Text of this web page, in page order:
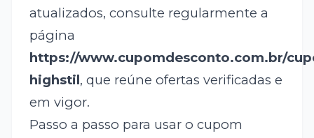
atualizados, consulte regularmente a
página
https://www.cupomdesconto.com.br/
highstil, que reúne ofertas verificadas e
em vigor.
Passo a passo para usar o cupom